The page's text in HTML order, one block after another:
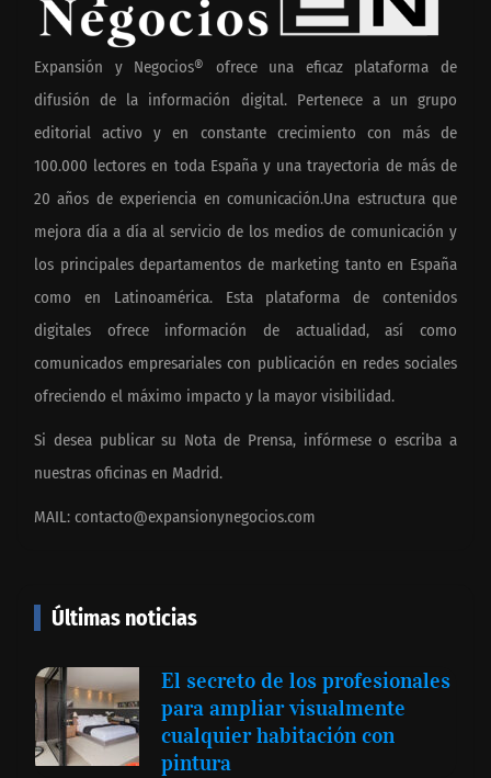
Expansión y Negocios® ofrece una eficaz plataforma de
difusión de la información digital. Pertenece a un grupo
editorial activo y en constante crecimiento con más de
100.000 lectores en toda España y una trayectoria de más de
20 años de experiencia en comunicación.Una estructura que
mejora día a día al servicio de los medios de comunicación y
los principales departamentos de marketing tanto en España
como en Latinoamérica. Esta plataforma de contenidos
digitales ofrece información de actualidad, así como
comunicados empresariales con publicación en redes sociales
ofreciendo el máximo impacto y la mayor visibilidad.
Si desea publicar su Nota de Prensa, infórmese o escriba a
nuestras oficinas en Madrid.
MAIL: contacto@expansionynegocios.com
Últimas noticias
El secreto de los profesionales
para ampliar visualmente
cualquier habitación con
pintura